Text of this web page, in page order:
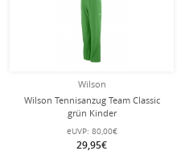
Wilson
Wilson Tennisanzug Team Classic
grün Kinder
eUVP: 80,00€
29,95€